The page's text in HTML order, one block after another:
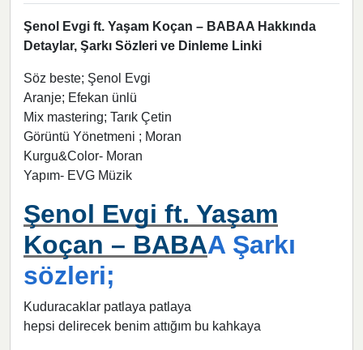
Şenol Evgi ft. Yaşam Koçan – BABAA Hakkında
Detaylar, Şarkı Sözleri ve Dinleme Linki
Söz beste; Şenol Evgi
Aranje; Efekan ünlü
Mix mastering; Tarık Çetin
Görüntü Yönetmeni ; Moran
Kurgu&Color- Moran
Yapım- EVG Müzik
Şenol Evgi ft. Yaşam
Koçan – BABAA Şarkı
sözleri;
Kuduracaklar patlaya patlaya
hepsi delirecek benim attığım bu kahkaya